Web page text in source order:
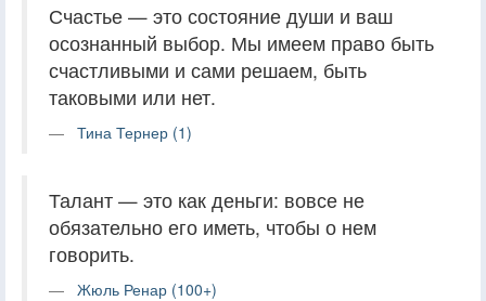
Счастье — это состояние души и ваш
осознанный выбор. Мы имеем право быть
счастливыми и сами решаем, быть
таковыми или нет.
Тина Тернер (1)
Талант — это как деньги: вовсе не
обязательно его иметь, чтобы о нем
говорить.
Жюль Ренар (100+)